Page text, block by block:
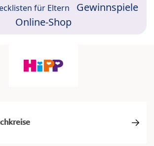
für Eltern
Gewinnspiele
Online-Shop